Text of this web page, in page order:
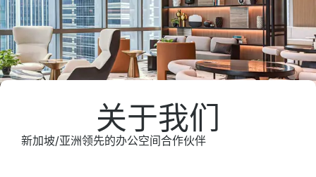
关于我们
新加坡/亚洲领先的办公空间合作伙伴